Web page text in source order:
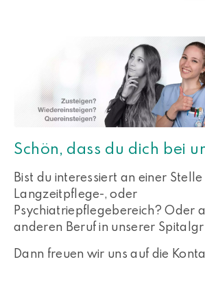
Schön, dass du dich bei
Bist du interessiert an einer
Langzeitpflege-, oder
Psychiatriepflegebereich? Oder
anderen Beruf in unserer
Dann freuen wir uns auf die